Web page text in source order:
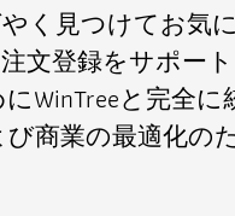
く見つけてお気
文登録をサポー
WinTreeと完全
商業の最適化の